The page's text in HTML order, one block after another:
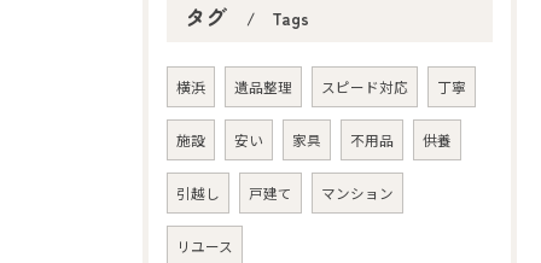
タグ Tags
横浜 遺品整理 スピード対応 丁寧
施設 安い 家具 不用品 供養
引越し 戸建て マンション
リユース